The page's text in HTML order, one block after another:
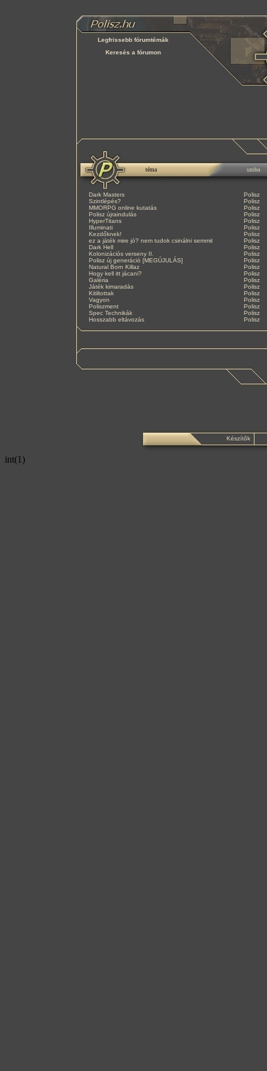
Legfrissebb fórumtémák
Keresés a fórumon
téma szoba
Dark Masters
Polisz
Szintlépés?
Polisz
MMORPG online kutatás
Polisz
Polisz újraindulás
Polisz
HyperTitans
Polisz
Illuminati
Polisz
Kezdőknek!
Polisz
ez a játék mire jó? nem tudok csinálni semmit
Polisz
Dark Hell
Polisz
Kolonizációs verseny II.
Polisz
Polisz új generáció [MEGÚJULÁS]
Polisz
Natural Born Killaz
Polisz
Hogy kell itt jácani?
Polisz
Galéria
Polisz
Játék kimaradás
Polisz
Kitiltottak
Polisz
Vagyon
Polisz
Poliszment
Polisz
Spec Technikák
Polisz
Hosszabb eltávozás
Polisz
Készítõk
int(1)